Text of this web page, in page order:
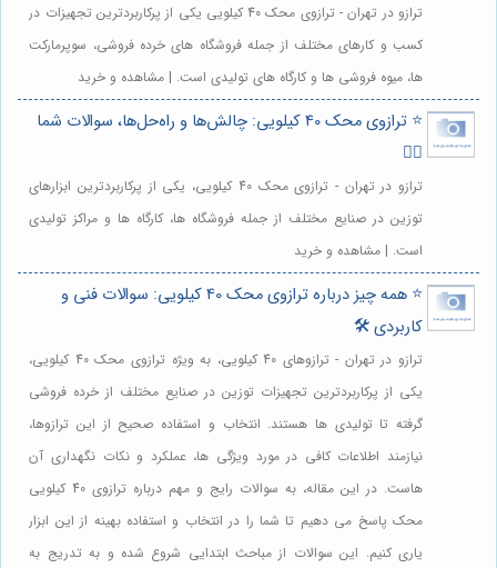
ترازو در تهران - ترازوی محک 40 کیلویی یکی از پرکاربردترین تجهیزات در
کسب و کارهای مختلف از جمله فروشگاه های خرده فروشی، سوپرمارکت
ها، میوه فروشی ها و کارگاه های تولیدی است. | مشاهده و خرید
⭐️ ترازوی محک 40 کیلویی: چالش‌ها و راه‌حل‌ها، سوالات شما
🙋‍♀️
ترازو در تهران - ترازوی محک 40 کیلویی، یکی از پرکاربردترین ابزارهای
توزین در صنایع مختلف از جمله فروشگاه ها، کارگاه ها و مراکز تولیدی
است. | مشاهده و خرید
⭐️ همه چیز درباره ترازوی محک 40 کیلویی: سوالات فنی و
کاربردی 🛠️
ترازو در تهران - ترازوهای 40 کیلویی، به ویژه ترازوی محک 40 کیلویی،
یکی از پرکاربردترین تجهیزات توزین در صنایع مختلف از خرده فروشی
گرفته تا تولیدی ها هستند. انتخاب و استفاده صحیح از این ترازوها،
نیازمند اطلاعات کافی در مورد ویژگی ها، عملکرد و نکات نگهداری آن
هاست. در این مقاله، به سوالات رایج و مهم درباره ترازوی 40 کیلویی
محک پاسخ می دهیم تا شما را در انتخاب و استفاده بهینه از این ابزار
یاری کنیم. این سوالات از مباحث ابتدایی شروع شده و به تدریج به